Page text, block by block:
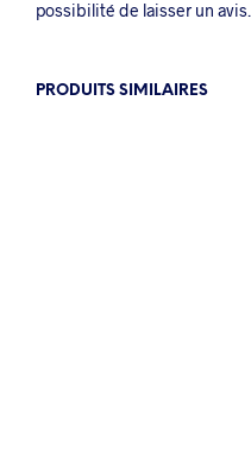
possibilité de laisser un avis.
PRODUITS SIMILAIRES